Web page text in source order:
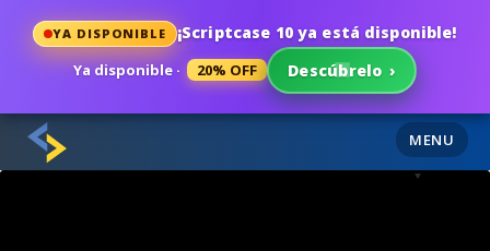
YA DISPONIBLE ¡Scriptcase 10 ya está disponible!
Ya disponible · 20% OFF Descúbrelo ›
MENU